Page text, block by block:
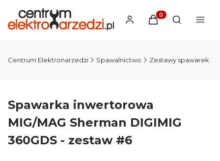
Produkty w
Otwórz
Centrum Elektronarzedzi Spawalnictwo Zestawy spawarek
Spawarka inwertorowa
MIG/MAG Sherman DIGIMIG
360GDS - zestaw #6